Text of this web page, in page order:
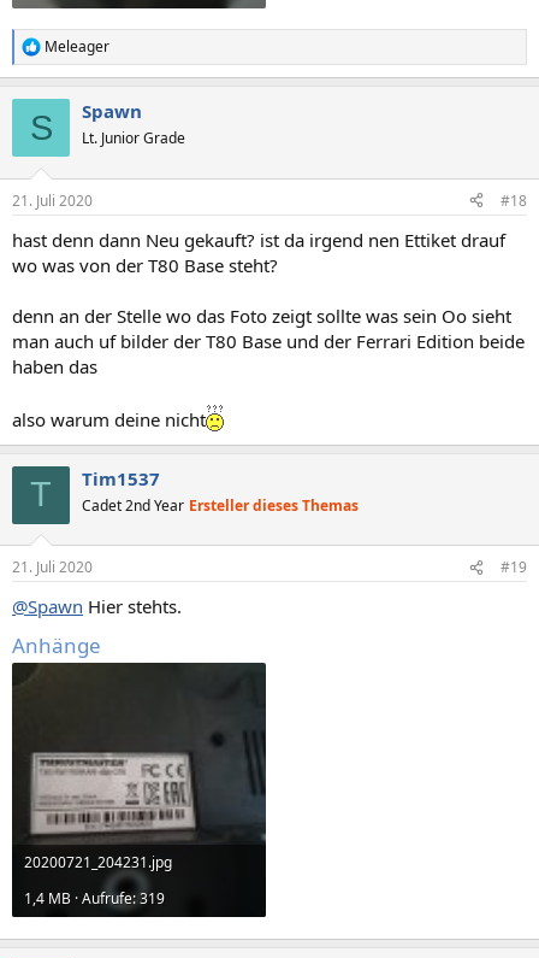
R
e
e
:
Meleager
S Spawn
Lt. Junior Grade
21. Juli 2020 #18
hast denn dann Neu gekauft? ist da irgend nen Ettiket drauf
wo was von der T80 Base steht?
denn an der Stelle wo das Foto zeigt sollte was sein Oo sieht
man auch uf bilder der T80 Base und der Ferrari Edition beide
haben das
also warum deine nicht
T Tim1537
Cadet 2nd Year Ersteller dieses Themas
21. Juli 2020 #19
@Spawn Hier stehts.
Anhänge
20200721_204231.jpg
1,4 MB · Aufrufe: 319